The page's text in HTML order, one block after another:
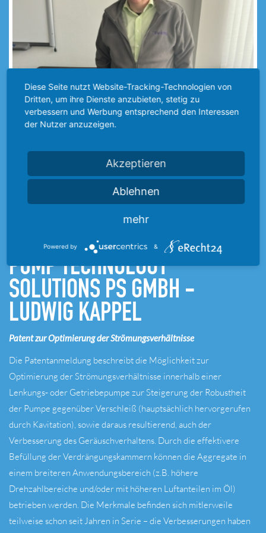
PUMP TECHNOLOGY
SOLUTIONS PS GMBH -
LUDWIG KAPPEL
Patent zur Optimierung der Strömungsverhältnisse
Die Patentanmeldung beschreibt die Möglichkeit zur
Optimierung der Strömungsverhältnisse innerhalb einer
Lenkungs‐ oder Getriebepumpe zur Steigerung der Robustheit
der Pumpe gegenüber Verschleiß (hauptsächlich hervorgerufen
durch Kavitation), sowie daraus resultierend, auch der
Verbesserung des Geräuschverhaltens. Durch die effektivere
Befüllung der Verdrängungskammern können die Aggregate in
einem breiteren Anwendungsbereich (z.B. höhere
Drehzahlbereiche und/oder mit höheren Luftanteilen im Öl)
betrieben werden. Die Merkmale befinden sich mitlerweile
teilweise schon seit Jahren in Serie – die Verbesserungen haben
Diese Seite nutzt Website-Tracking-Technologien von
Dritten, um ihre Dienste anzubieten, stetig zu
verbessern und Werbung entsprechend den Interessen
der Nutzer anzuzeigen.
Akzeptieren
Ablehnen
mehr
Powered by &